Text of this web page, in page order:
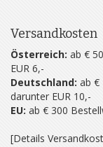
Versandkosten
Österreich: ab €
EUR 6,-
Deutschland: ab €
darunter EUR 10,-
EU: ab € 300
[Details